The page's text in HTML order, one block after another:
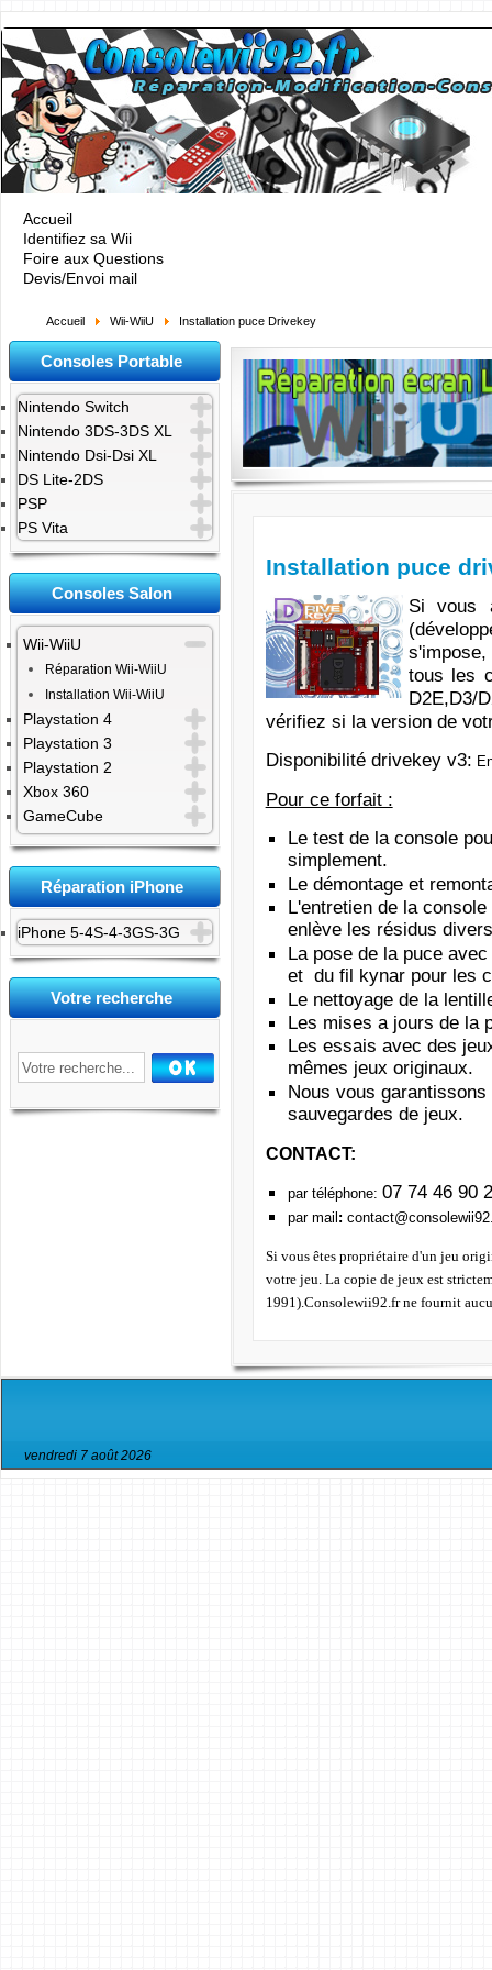
Accueil
Identifiez sa Wii
Foire aux Questions
Devis/Envoi mail
Accueil Wii-WiiU Installation puce Drivekey
Consoles Portable
Nintendo Switch
Nintendo 3DS-3DS XL
Nintendo Dsi-Dsi XL
DS Lite-2DS
PSP
PS Vita
Consoles Salon
Wii-WiiU
Réparation Wii-WiiU
Installation Wii-WiiU
Playstation 4
Playstation 3
Playstation 2
Xbox 360
GameCube
Réparation iPhone
iPhone 5-4S-4-3GS-3G
Votre recherche
Installation puce
Si vous
tous les
vérifiez si la version de
Disponibilité drivekey v3:
Pour ce forfait :
Le test de la console
simplement.
Le démontage et
L'entretien de la
enlève les résidus
La pose de la puce
et du fil kynar pour les
Le nettoyage de la
Les mises a jours de la
Les essais avec des
mêmes jeux originaux.
Nous vous
sauvegardes de jeux.
CONTACT:
par téléphone: 07 74 46 90
par mail :
Si vous êtes propriétaire d'un jeu
votre jeu. La copie de jeux est
1991).Consolewii92.fr ne fournit
vendredi 7 août 2026